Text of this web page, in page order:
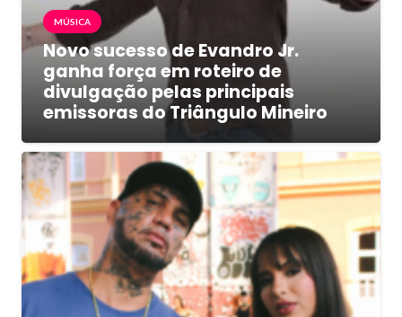
MÚSICA
Novo sucesso de Evandro Jr.
ganha força em roteiro de
divulgação pelas principais
emissoras do Triângulo Mineiro